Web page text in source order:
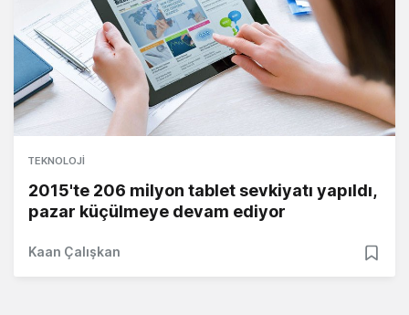
TEKNOLOJI
2015'te 206 milyon tablet sevkiyatı yapıldı,
pazar küçülmeye devam ediyor
Kaan Çalışkan